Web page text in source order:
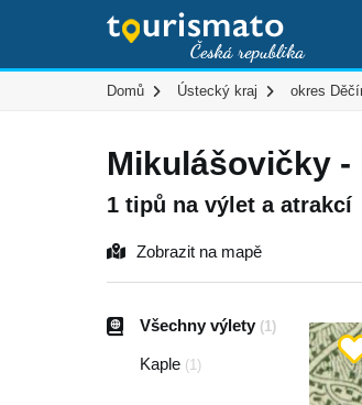
Domů Ústecký kraj okres
Mikulášovičky -
1 tipů na výlet a atrakcí
Zobrazit na mapě
Všechny výlety (1)
Kaple (1)